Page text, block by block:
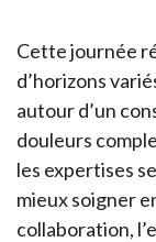
Cette journée
d’horizons
autour d’un
douleurs
les expertises
mieux soigner
collaboration,